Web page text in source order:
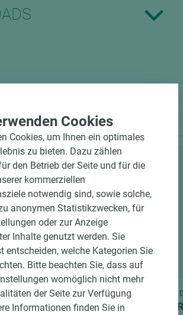
ZUBEHÖR
2 weitere Varianten
Postforming
Art.-Nr.
Cookies
Cookies, um Ihnen ein optimales
zu bieten. Dazu zählen
den Betrieb der Seite und für die
kommerziellen
notwendig sind, sowie solche,
anonymen Statistikzwecken, für
oder zur Anzeige
Inhalte genutzt werden. Sie
entscheiden, welche Kategorien Sie
Bitte beachten Sie, dass auf
womöglich nicht mehr
der Seite zur Verfügung
Informationen finden Sie in